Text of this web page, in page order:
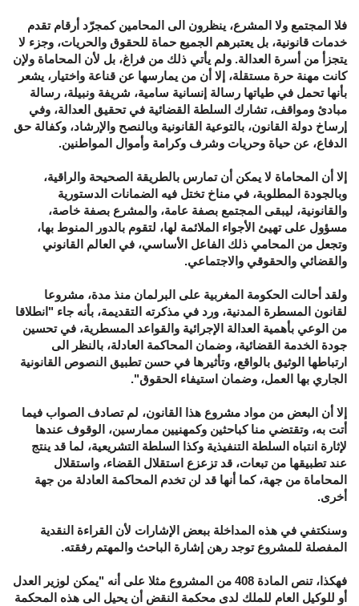
فلا المجتمع ولا المشرع، ينظرون الى المحامين كمجرّد أرقام تقدم
خدمات قانونية، بل يعتبرهم الجميع حماة للحقوق والحريات، وجزء لا
يتجزأ من أسرة العدالة. ولم يأتي ذلك من فراغ، بل لأن المحاماة ولإن
كانت مهنة حرة مستقلة، إلا أن من يمارسها عن قناعة واختيار، يشعر
بأنها تحمل في طياتها رسالة إنسانية سامية، شريفة ونبيلة، رسالة
مبادئ ومواقف، تشارك السلطة القضائية في تحقيق العدالة، وفي
إرساخ دولة القانون، بالتوعية القانونية وبالنصح والإرشاد، وكفالة حق
الدفاع، عن حياة وحريات وشرف وكرامة وأموال المواطنين.
إلا أن المحاماة لا يمكن أن تمارس بالطريقة الصحيحة والراقية،
وبالجودة المطلوبة، في مناخ تختل فيه الضمانات الدستورية
والقانونية، ليبقى المجتمع بصفة عامة، والمشرع بصفة خاصة،
مسؤول على تهيئ الأجواء الملائمة لها، لتقوم بالدور المنوط بها،
وتجعل من المحامي ذلك الفاعل الأساسي، في العالم القانوني
والقضائي والحقوقي والاجتماعي.
ولقد أحالت الحكومة المغربية على البرلمان منذ مدة، مشروعا
لقانون المسطرة المدنية، ورد في مذكرته التقديمة، بأنه جاء "انطلاقا
من الوعي بأهمية العدالة الإجرائية والقواعد المسطرية، في تحسين
جودة الخدمة القضائية، وضمان المحاكمة العادلة، بالنظر الى
ارتباطها الوثيق بالواقع، وتأثيرها في حسن تطبيق النصوص القانونية
الجاري بها العمل، وضمان استيفاء الحقوق".
إلا أن البعض من مواد مشروع هذا القانون، لم تصادف الصواب فيما
أتت به، وتقتضي منا كباحثين وكمهنيين ممارسين، الوقوف عندها
لإثارة انتباه السلطة التنفيذية وكذا السلطة التشريعية، لما قد ينتج
عند تطبيقها من تبعات، قد تزعزع استقلال القضاء، واستقلال
المحاماة من جهة، كما أنها قد لن تخدم المحاكمة العادلة من جهة
أخرى.
وسنكتفي في هذه المداخلة ببعض الإشارات لأن القراءة النقدية
المفصلة للمشروع توجد رهن إشارة الباحث والمهتم رفقته.
فهكذا، تنص المادة 408 من المشروع مثلا على أنه "يمكن لوزير العدل
أو للوكيل العام للملك لدى محكمة النقض أن يحيل الى هذه المحكمة